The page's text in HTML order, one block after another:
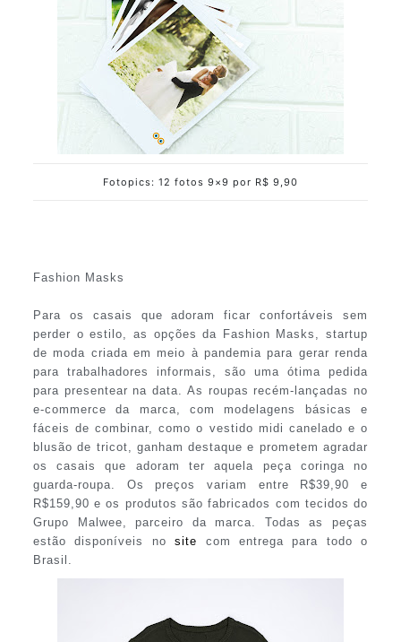
Fotopics: 12 fotos 9×9 por R$ 9,90
Fashion Masks
Para os casais que adoram ficar confortáveis sem
perder o estilo, as opções da Fashion Masks, startup
de moda criada em meio à pandemia para gerar renda
para trabalhadores informais, são uma ótima pedida
para presentear na data. As roupas recém-lançadas no
e-commerce da marca, com modelagens básicas e
fáceis de combinar, como o vestido midi canelado e o
blusão de tricot, ganham destaque e prometem agradar
os casais que adoram ter aquela peça coringa no
guarda-roupa. Os preços variam entre R$39,90 e
R$159,90 e os produtos são fabricados com tecidos do
Grupo Malwee, parceiro da marca. Todas as peças
estão disponíveis nosite com entrega para todo o
Brasil.